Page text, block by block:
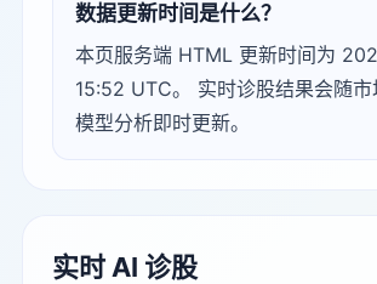
数据更新时间是什么？
本页服务端 HTML 更新时间为
15:52 UTC。 实时诊股结果会随市
模型分析即时更新。
实时 AI 诊股